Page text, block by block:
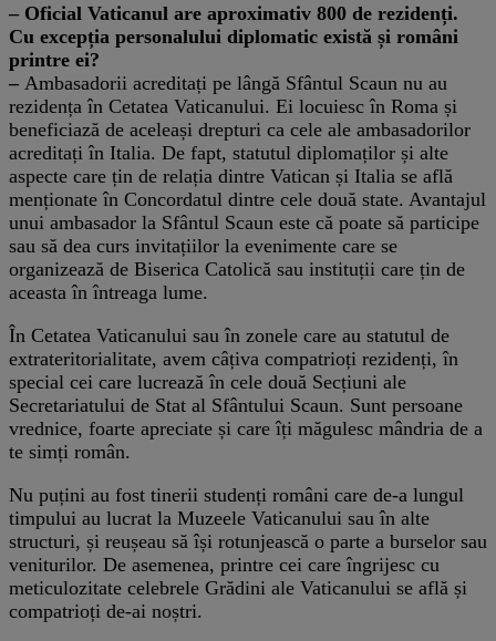
– Oficial Vaticanul are aproximativ 800 de rezidenți.
Cu excepția personalului diplomatic există și români
printre ei?
– Ambasadorii acreditați pe lângă Sfântul Scaun nu au
rezidența în Cetatea Vaticanului. Ei locuiesc în Roma și
beneficiază de aceleași drepturi ca cele ale ambasadorilor
acreditați în Italia. De fapt, statutul diplomaților și alte
aspecte care țin de relația dintre Vatican și Italia se află
menționate în Concordatul dintre cele două state. Avantajul
unui ambasador la Sfântul Scaun este că poate să participe
sau să dea curs invitațiilor la evenimente care se
organizează de Biserica Catolică sau instituții care țin de
aceasta în întreaga lume.
În Cetatea Vaticanului sau în zonele care au statutul de
extrateritorialitate, avem câțiva compatrioți rezidenți, în
special cei care lucrează în cele două Secțiuni ale
Secretariatului de Stat al Sfântului Scaun. Sunt persoane
vrednice, foarte apreciate și care îți măgulesc mândria de a
te simți român.
Nu puțini au fost tinerii studenți români care de-a lungul
timpului au lucrat la Muzeele Vaticanului sau în alte
structuri, și reușeau să își rotunjească o parte a burselor sau
veniturilor. De asemenea, printre cei care îngrijesc cu
meticulozitate celebrele Grădini ale Vaticanului se află și
compatrioți de-ai noștri.